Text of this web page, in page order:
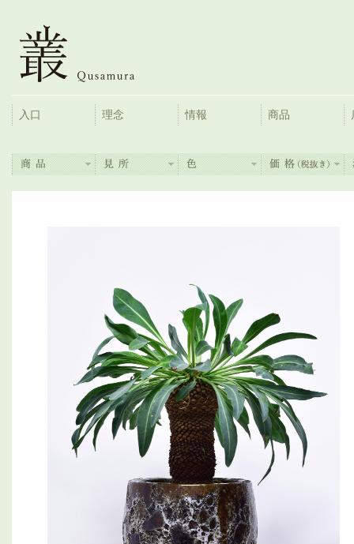
入口 理念 情報 商品